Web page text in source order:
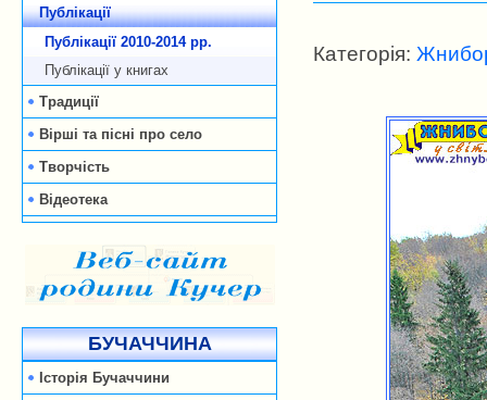
Публікації
Публікації 2010-2014 рp.
Публікації у книгах
Традиції
Вірші та пісні про село
Творчість
Відеотека
БУЧАЧЧИНА
Історія Бучаччини
Категорія: